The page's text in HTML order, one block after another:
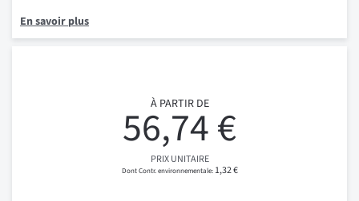
En savoir plus
À PARTIR DE
56,74 €
PRIX UNITAIRE
1,32 €